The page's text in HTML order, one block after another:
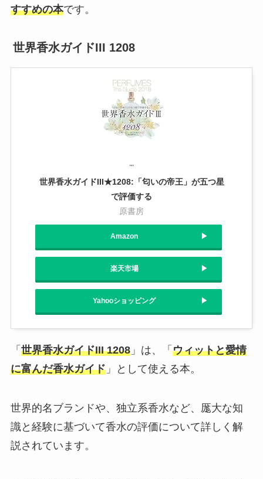
すすめの本です。
世界香水ガイドIII 1208
世界香水ガイドIII★1208:「匂いの帝王」が五つ星
で評価する
原書房
Amazon
楽天市場
Yahooショッピング
「 世界香水ガイドIII 1208」は、「 ウィットと愛情
に富んだ香水ガイド」として使える本。
世界的名ブランドや、独立系香水など、厖大な知
識と経験に基づいて香水の評価について詳しく解
説されています。